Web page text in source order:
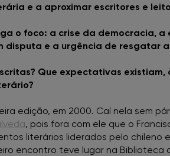
e a aproximar escritores e
o foco: a crise da democracia,
disputa e a urgência de resgatar
Que expectativas
edição, em 2000. Caí nela sem
, pois fora com ele que o
literários liderados pelo chileno
encontro teve lugar na Biblioteca